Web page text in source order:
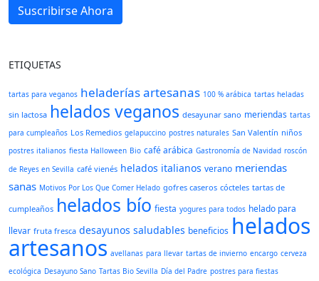
Suscribirse Ahora
ETIQUETAS
tartas para veganos heladerías artesanas 100 % arábica tartas heladas
sin lactosa helados veganos desayunar sano meriendas tartas
para cumpleaños Los Remedios gelapuccino postres naturales San Valentín niños
postres italianos fiesta Halloween Bio café arábica Gastronomía de Navidad roscón
de Reyes en Sevilla café vienés helados italianos verano meriendas
sanas Motivos Por Los Que Comer Helado gofres caseros cócteles tartas de
cumpleaños helados bío fiesta yogures para todos helado para
llevar fruta fresca desayunos saludables beneficios helados
artesanos avellanas para llevar tartas de invierno encargo cerveza
ecológica Desayuno Sano Tartas Bio Sevilla Día del Padre postres para fiestas